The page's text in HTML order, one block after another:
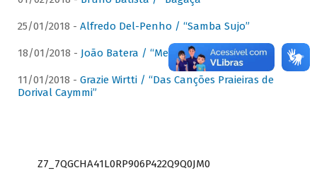
25/01/2018 - Alfredo Del-Penho / “Samba Sujo”
18/01/2018 - João Batera / “Meu Pandeiro”
11/01/2018 - Grazie Wirtti / “Das Canções Praieiras de
Dorival Caymmi”
Z7_7QGCHA41L0RP906P422Q9Q0JM0